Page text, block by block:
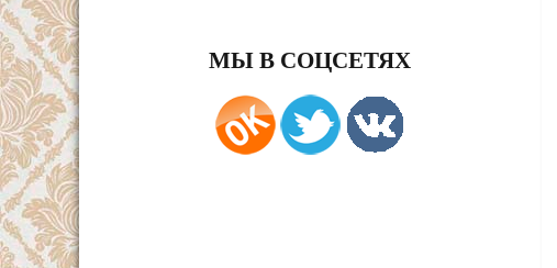
МЫ В СОЦСЕТЯХ